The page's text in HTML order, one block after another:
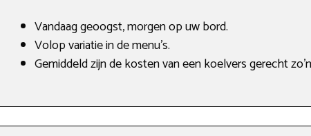
Vandaag geoogst, morgen op uw bord.
Volop variatie in de menu’s.
Gemiddeld zijn de kosten van een koelvers gerecht